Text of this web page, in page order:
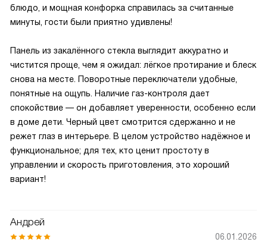
блюдо, и мощная конфорка справилась за считанные
минуты, гости были приятно удивлены!
Панель из закалённого стекла выглядит аккуратно и
чистится проще, чем я ожидал: лёгкое протирание и блеск
снова на месте. Поворотные переключатели удобные,
понятные на ощупь. Наличие газ-контроля дает
спокойствие — он добавляет уверенности, особенно если
в доме дети. Черный цвет смотрится сдержанно и не
режет глаз в интерьере. В целом устройство надёжное и
функциональное; для тех, кто ценит простоту в
управлении и скорость приготовления, это хороший
вариант!
Андрей
06.01.2026